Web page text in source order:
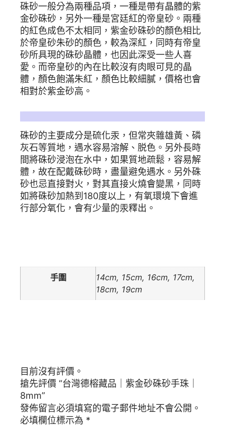
硃砂一般分為兩種品項，一種是帶有晶體的紫
金砂硃砂，另外一種是宮廷紅的帝皇砂。兩種
的紅色成色不太相同，紫金砂硃砂的顏色相比
於帝皇砂朱砂的顏色，較為深紅，同時有帝皇
砂所具現的硃砂晶體，也因此深受一些人喜
愛。而帝皇砂的內在比較沒有肉眼可見的晶
體，顏色飽滿朱紅，顏色比較細膩，價格也會
相對於紫金砂高。
硃砂的主要成分是硫化汞，但常夾雜雄黃、磷
灰石等質地，遇水容易溶解、脱色。另外長時
間將硃砂浸泡在水中，如果質地疏鬆，容易解
體，故在配戴硃砂時，盡量避免遇水。另外硃
砂也忌直接對火，對其直接火燒會變黑，同時
如將硃砂加熱到180度以上，有氧環境下會進
行部分氧化，會有少量的汞釋出。
手圍
14cm, 15cm, 16cm, 17cm,
18cm, 19cm
目前沒有評價。
搶先評價 “台灣德榕藏品｜紫金砂硃砂手珠｜
8mm”
發佈留言必須填寫的電子郵件地址不會公開。
必填欄位標示為 *